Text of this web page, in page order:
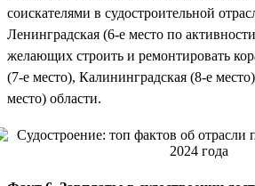
соискателями в судостроительной
Ленинградская (6-е место по
желающих строить и ремонтировать
(7-е место), Калининградская (8-е
место) области.